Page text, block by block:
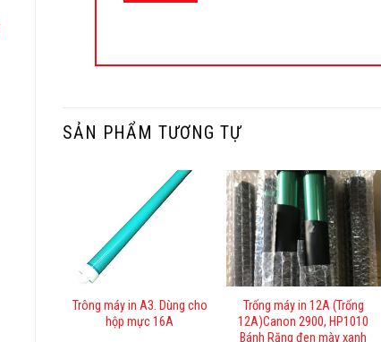
SẢN PHẨM TƯƠNG TỰ
Trông máy in A3. Dùng cho
hộp mực 16A
Trống máy in 12A (Trống
12A)Canon 2900, HP1010
Bánh Răng đen mày xanh